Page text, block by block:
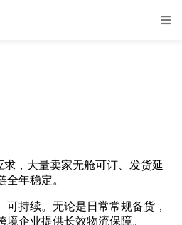
，大量卖家无舱可订、发货延
年稳定。
持续。无论是日常常规备货，
企业提供长效物流保障。